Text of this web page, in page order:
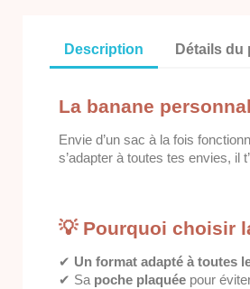
Description Détails du
La banane
Envie d’un sac à la fois
s’adapter à toutes tes envies, il
💡 Pourquoi choisir
✔ Un format adapté à toutes
✔ Sa poche plaquée pour